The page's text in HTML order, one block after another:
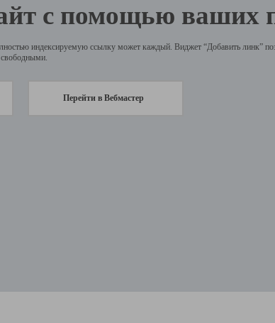
с помощью ваших
индексируемую ссылку может каждый. Виджет “Добавить линк”
свободными.
Перейти в Вебмастер